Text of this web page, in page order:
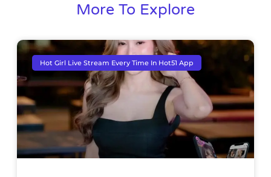
More To Explore
Hot Girl Live Stream Every Time In Hot51 App